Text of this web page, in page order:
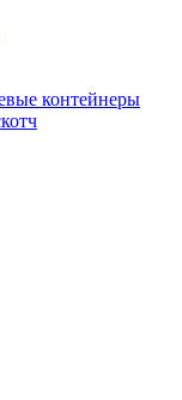
контейнеры